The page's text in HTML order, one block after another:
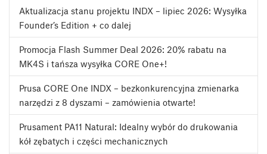
Aktualizacja stanu projektu INDX – lipiec 2026: Wysyłka
Founder’s Edition + co dalej
Promocja Flash Summer Deal 2026: 20% rabatu na
MK4S i tańsza wysyłka CORE One+!
Prusa CORE One INDX – bezkonkurencyjna zmienarka
narzędzi z 8 dyszami – zamówienia otwarte!
Prusament PA11 Natural: Idealny wybór do drukowania
kół zębatych i części mechanicznych